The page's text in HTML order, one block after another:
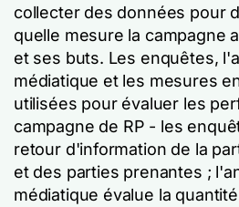
collecter des données pour
quelle mesure la campagne
et ses buts. Les enquêtes,
médiatique et les mesures
utilisées pour évaluer les
campagne de RP - les
retour d'information de la
et des parties prenantes ;
médiatique évalue la